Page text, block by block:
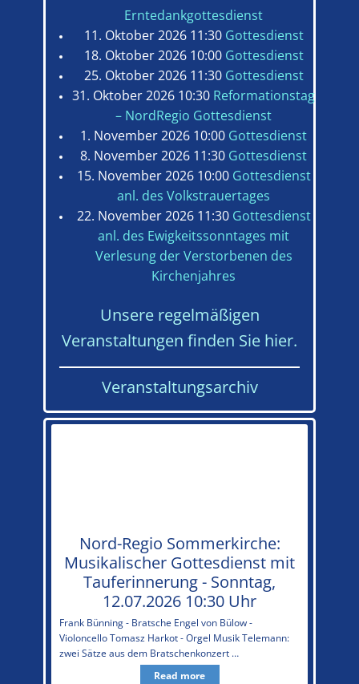
Erntedankgottesdienst
11. Oktober 2026 11:30 Gottesdienst
18. Oktober 2026 10:00 Gottesdienst
25. Oktober 2026 11:30 Gottesdienst
31. Oktober 2026 10:30 Reformationstag
– NordRegio Gottesdienst
1. November 2026 10:00 Gottesdienst
8. November 2026 11:30 Gottesdienst
15. November 2026 10:00 Gottesdienst
anl. des Volkstrauertages
22. November 2026 11:30 Gottesdienst
anl. des Ewigkeitssonntages mit
Verlesung der Verstorbenen des
Kirchenjahres
Unsere rege​lmäßigen
Veranstaltungen finden Sie hier.
Veranstaltungsarchiv
Nord-Regio Sommerkirche:
Musikalischer Gottesdienst mit
Tauferinnerung - Sonntag,
12.07.2026 10:30 Uhr
Frank Bünning - Bratsche Engel von Bülow -
Violoncello Tomasz Harkot - Orgel Musik Telemann:
zwei Sätze aus dem Bratschenkonzert …
Read more